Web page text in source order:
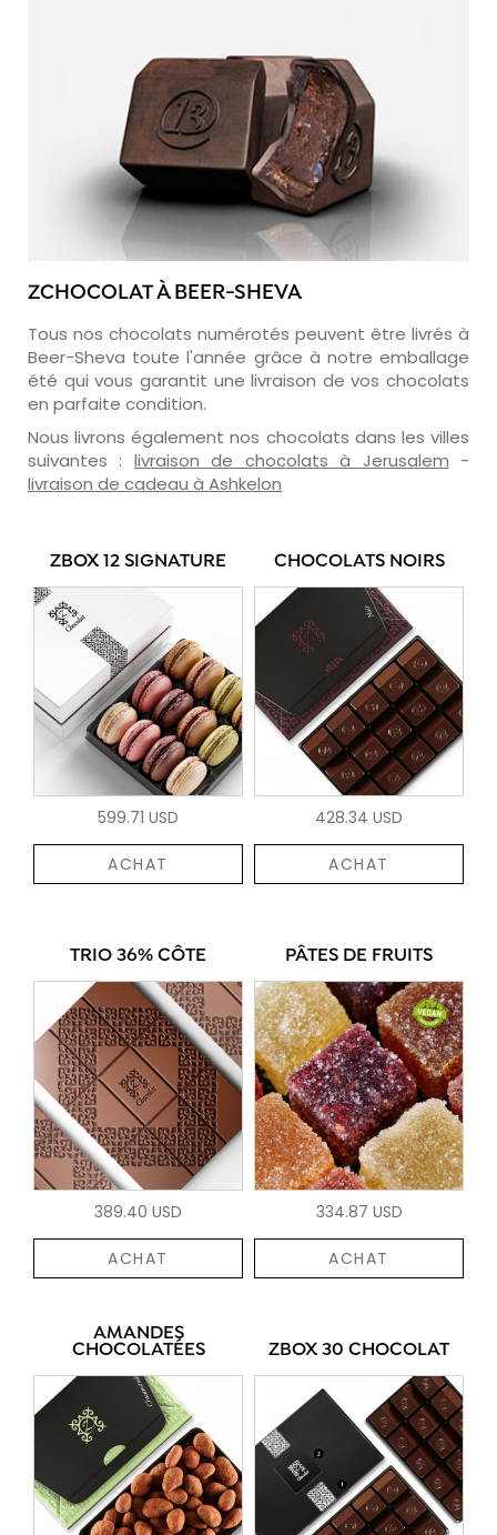
ZCHOCOLAT À BEER-SHEVA
Tous nos chocolats numérotés peuvent être livrés à
Beer-Sheva toute l'année grâce à notre emballage
été qui vous garantit une livraison de vos chocolats
en parfaite condition.
Nous livrons également nos chocolats dans les villes
suivantes : livraison de chocolats à Jerusalem -
livraison de cadeau à Ashkelon
ZBOX 12 SIGNATURE
599.71 USD
ACHAT
CHOCOLATS NOIRS
428.34 USD
ACHAT
TRIO 36% CÔTE
389.40 USD
ACHAT
PÂTES DE FRUITS
334.87 USD
ACHAT
AMANDES
CHOCOLATÉES ZBOX 30 CHOCOLAT